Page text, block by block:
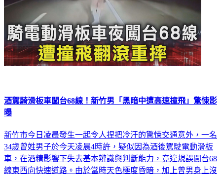
酒駕騎滑板車闖台68線！新竹男「黑暗中遭高速撞飛」驚悚影
曝
新竹市今日凌晨發生一起令人捏把冷汗的驚悚交通意外，一名
34歲曾姓男子於今天凌晨4時許，疑似因為酒後駕駛電動滑板
車，在酒精影響下失去基本辨識與判斷能力，竟違規誤闖台68
線東西向快速道路。由於當時天色極度昏暗，加上曾男身上沒